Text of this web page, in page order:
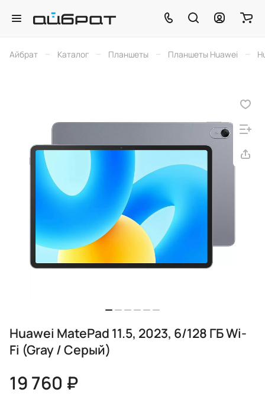
Айбрат – Каталог – Планшеты – Планшеты Huawei –
Huawei MatePad 11.5, 2023, 6/128 ГБ Wi-
Fi (Gray / Серый)
19 760 ₽